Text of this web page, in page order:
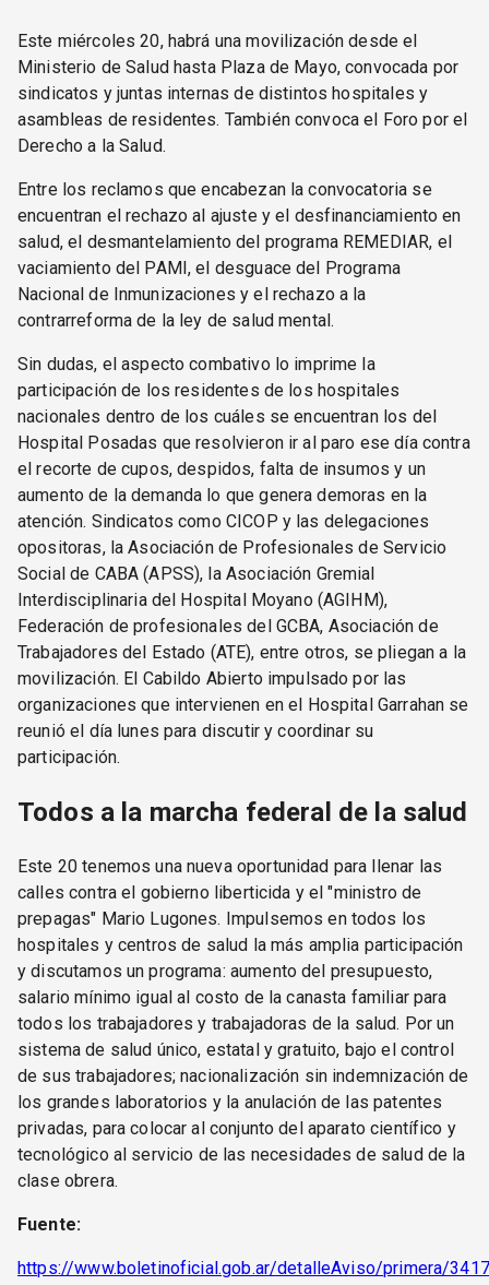
Este miércoles 20, habrá una movilización desde el
Ministerio de Salud hasta Plaza de Mayo, convocada por
sindicatos y juntas internas de distintos hospitales y
asambleas de residentes. También convoca el Foro por el
Derecho a la Salud.
Entre los reclamos que encabezan la convocatoria se
encuentran el rechazo al ajuste y el desfinanciamiento en
salud, el desmantelamiento del programa REMEDIAR, el
vaciamiento del PAMI, el desguace del Programa
Nacional de Inmunizaciones y el rechazo a la
contrarreforma de la ley de salud mental.
Sin dudas, el aspecto combativo lo imprime la
participación de los residentes de los hospitales
nacionales dentro de los cuáles se encuentran los del
Hospital Posadas que resolvieron ir al paro ese día contra
el recorte de cupos, despidos, falta de insumos y un
aumento de la demanda lo que genera demoras en la
atención. Sindicatos como CICOP y las delegaciones
opositoras, la Asociación de Profesionales de Servicio
Social de CABA (APSS), la Asociación Gremial
Interdisciplinaria del Hospital Moyano (AGIHM),
Federación de profesionales del GCBA, Asociación de
Trabajadores del Estado (ATE), entre otros, se pliegan a la
movilización. El Cabildo Abierto impulsado por las
organizaciones que intervienen en el Hospital Garrahan se
reunió el día lunes para discutir y coordinar su
participación.
Todos a la marcha federal de la salud
Este 20 tenemos una nueva oportunidad para llenar las
calles contra el gobierno liberticida y el "ministro de
prepagas" Mario Lugones. Impulsemos en todos los
hospitales y centros de salud la más amplia participación
y discutamos un programa: aumento del presupuesto,
salario mínimo igual al costo de la canasta familiar para
todos los trabajadores y trabajadoras de la salud. Por un
sistema de salud único, estatal y gratuito, bajo el control
de sus trabajadores; nacionalización sin indemnización de
los grandes laboratorios y la anulación de las patentes
privadas, para colocar al conjunto del aparato científico y
tecnológico al servicio de las necesidades de salud de la
clase obrera.
Fuente:
https://www.boletinoficial.gob.ar/detalleAviso/primera/